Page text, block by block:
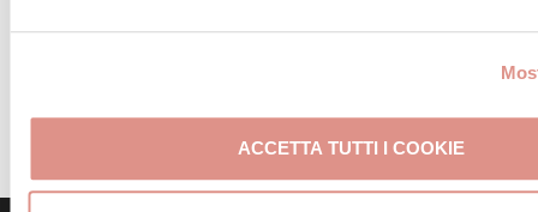
ACCETTA TUTTI I COOKIE
STEP 8
pistacchi tritati grossolanamente.